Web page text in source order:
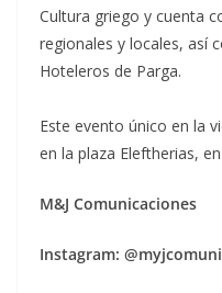
Cultura griego y cuenta
regionales y locales, así
Hoteleros de Parga.
Este evento único en la
en la plaza Eleftherias,
M&J Comunicaciones
Instagram: